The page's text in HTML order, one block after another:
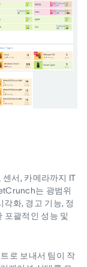
서, 카메라까지 IT
는 광범위
화, 경고 기능, 정
포괄적인 성능 및
로 보내서 팀이 작